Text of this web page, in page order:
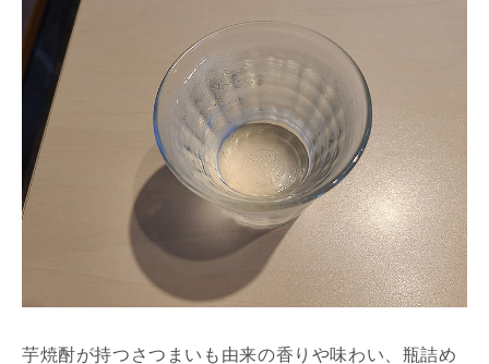
芋焼酎が持つさつまいも由来の香りや味わい、瓶詰め